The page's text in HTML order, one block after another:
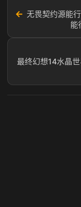
← 无畏契约源能
能
最终幻想14水晶